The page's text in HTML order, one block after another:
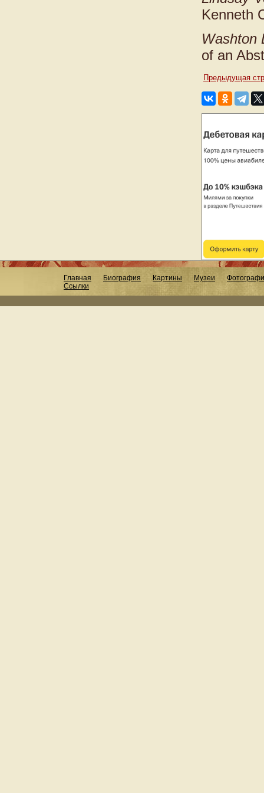
Kenneth
Washton
of an
Предыдущая
Главная Биография Картины Музеи
Ссылки